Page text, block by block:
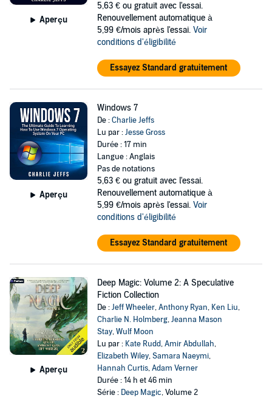
Aperçu
5,63 € ou gratuit avec l'essai.
Renouvellement automatique à
5,99 €/mois après l'essai. Voir
conditions d'éligibilité
Essayez Standard gratuitement
Aperçu
Windows 7
De :Charlie Jeffs
Lu par :Jesse Gross
Durée : 17 min
Langue : Anglais
Pas de notations
5,63 € ou gratuit avec l'essai.
Renouvellement automatique à
5,99 €/mois après l'essai. Voir
conditions d'éligibilité
Essayez Standard gratuitement
Aperçu
Deep Magic: Volume 2: A Speculative
Fiction Collection
De :Jeff Wheeler,Anthony Ryan, Ken Liu,
Charlie N. Holmberg,Jeanna Mason
Stay,Wulf Moon
Lu par : Kate Rudd,Amir Abdullah,
Elizabeth Wiley,Samara Naeymi,
Hannah Curtis,Adam Verner
Durée : 14 h et 46 min
Série : Deep Magic, Volume 2